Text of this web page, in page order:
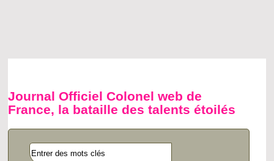
Journal Officiel Colonel web de
France, la bataille des talents étoilés